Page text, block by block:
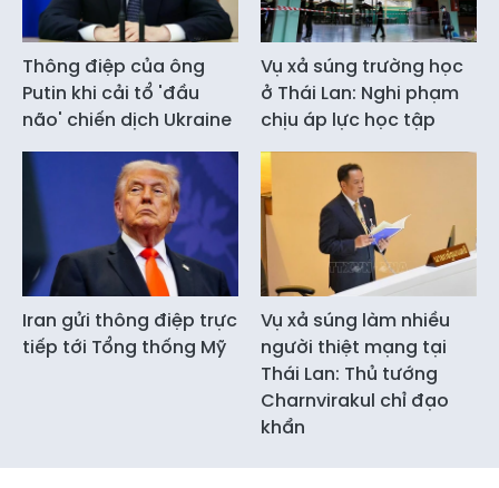
Thông điệp của ông
Putin khi cải tổ 'đầu
não' chiến dịch Ukraine
Vụ xả súng trường học
ở Thái Lan: Nghi phạm
chịu áp lực học tập
Iran gửi thông điệp trực
tiếp tới Tổng thống Mỹ
Vụ xả súng làm nhiều
người thiệt mạng tại
Thái Lan: Thủ tướng
Charnvirakul chỉ đạo
khẩn